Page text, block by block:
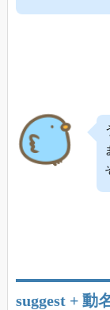
suggest + 動